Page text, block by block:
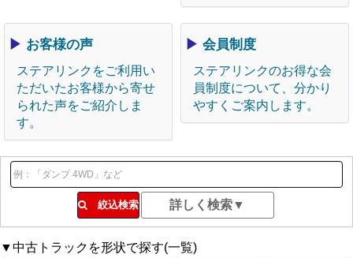
▶ お客様の声
ステアリンクをご利用い
ただいたお客様から寄せ
られた声をご紹介しま
す。
▶ 会員制度
ステアリンクのお得な会
員制度について、分かり
やすくご案内します。
絞込検索
▼中古トラックを形状で探す(一覧)